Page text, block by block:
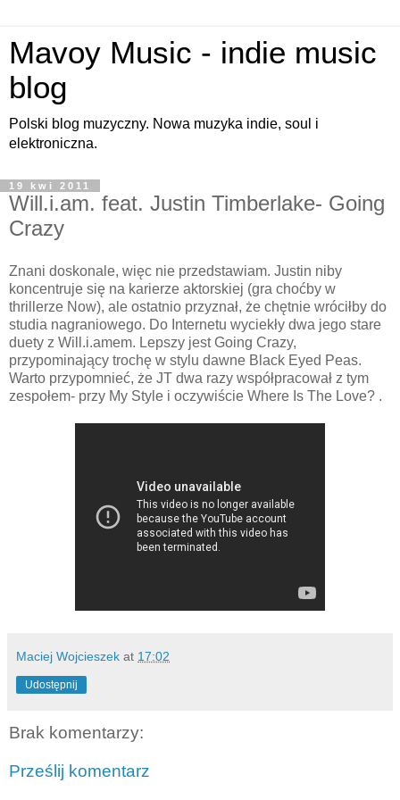
Mavoy Music - indie music
blog
Polski blog muzyczny. Nowa muzyka indie, soul i
elektroniczna.
19 kwi 2011
Will.i.am. feat. Justin Timberlake- Going
Crazy
Znani doskonale, więc nie przedstawiam. Justin niby
koncentruje się na karierze aktorskiej (gra choćby w
thrillerze Now), ale ostatnio przyznał, że chętnie wróciłby do
studia nagraniowego. Do Internetu wyciekły dwa jego stare
duety z Will.i.amem. Lepszy jest Going Crazy,
przypominający trochę w stylu dawne Black Eyed Peas.
Warto przypomnieć, że JT dwa razy współpracował z tym
zespołem- przy My Style i oczywiście Where Is The Love? .
Maciej Wojcieszek at 17:02
Udostępnij
Brak komentarzy:
Prześlij komentarz